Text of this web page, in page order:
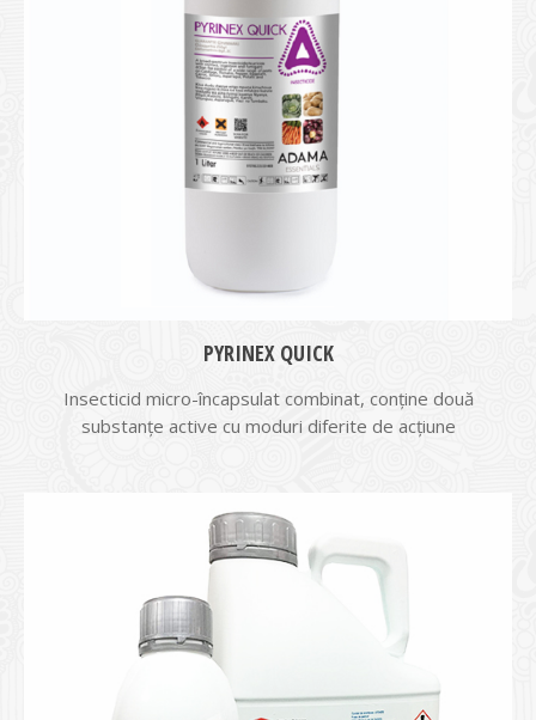
PYRINEX QUICK
Insecticid micro-încapsulat combinat, conţine două
substanţe active cu moduri diferite de acţiune